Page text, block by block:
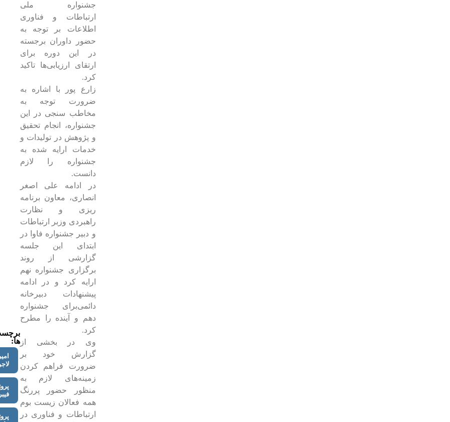
جشنواره ملی
ارتباطات و فناوری
اطلاعات بر توجه به
حضور داوران برجسته
در این دوره برای
ارتقای ارزیابی‌ها تاکید
کرد.
زارع پور با اشاره به
ضرورت توجه به
مخاطب سنجی در این
جشنواره، انجام تحقیق
و پژوهش در تولیدات و
خدمات ارایه شده به
جشنواره را لازم
دانست.
در ادامه علی اصغر
انصاری، معاون برنامه
ریزی و نظارت
راهبردی وزبر ارتباطات
و دبیر جشنواره فاوا در
ابتدای این جلسه
گزارشی از روند
برگزاری جشنواره نهم
ارایه کرد و در ادامه
پیشنهادات دبیرخانه
دائمی‌برای جشنواره
دهم و آینده را مطرح
کرد.
وی در بخشی از
گزارش خود بر
ضرورت فراهم کردن
زمینه‌های لازم به
منظور حضور پررنگ
همه فعالان زیست بوم
ارتباطات و فناوری در
ها: